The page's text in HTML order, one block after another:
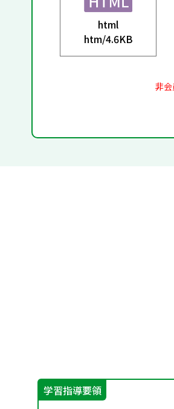
html
htm/4.6KB
非
学習指導要領